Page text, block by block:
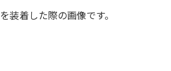
を装着した際の画像です。